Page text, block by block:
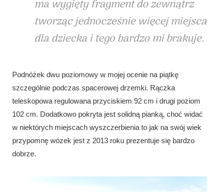
ma wygięty fragment do zewnątrz
tworząc jednocześnie więcej miejsca
dla dziecka i tego bardzo mi brakuje.
Podnóżek dwu poziomowy w mojej ocenie na piątkę
szczególnie podczas spacerowej drzemki. Rączka
teleskopowa regulowana przyciskiem 92 cm i drugi poziom
102 cm. Dodatkowo pokryta jest solidną pianką, choć widać
w niektórych miejscach wyszczerbienia to jak na swój wiek
przypomnę wózek jest z 2013 roku prezentuje się bardzo
dobrze.